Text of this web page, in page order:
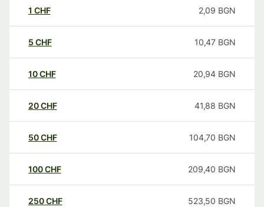
1 CHF 2,09 BGN
5 CHF 10,47 BGN
10CHF 20,94 BGN
20CHF 41,88 BGN
50CHF 104,70 BGN
100CHF 209,40 BGN
250CHF 523,50 BGN